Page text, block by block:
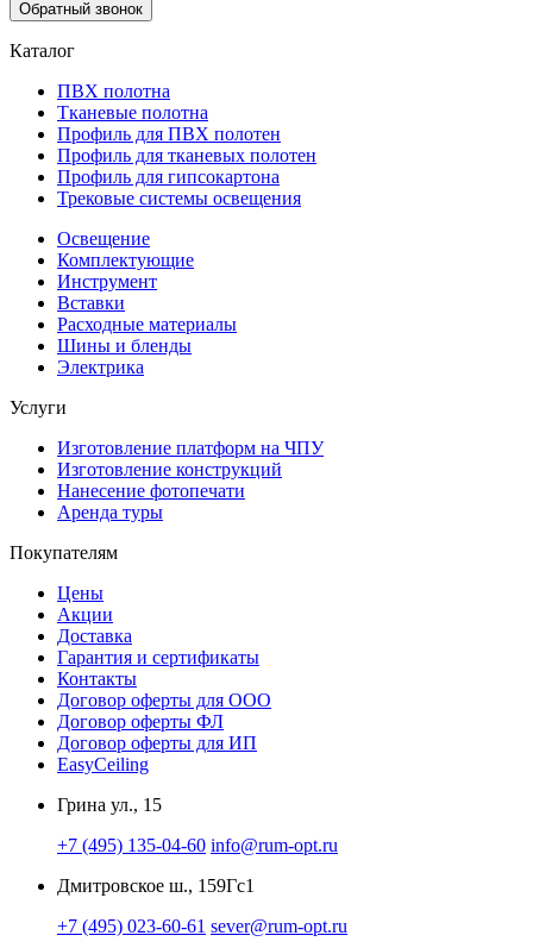
Обратный звонок
Каталог
ПВХ полотна
Тканевые полотна
Профиль для ПВХ полотен
Профиль для тканевых полотен
Профиль для гипсокартона
Трековые системы освещения
Освещение
Комплектующие
Инструмент
Вставки
Расходные материалы
Шины и бленды
Электрика
Услуги
Изготовление платформ на ЧПУ
Изготовление конструкций
Нанесение фотопечати
Аренда туры
Покупателям
Цены
Акции
Доставка
Гарантия и сертификаты
Контакты
Договор оферты для ООО
Договор оферты ФЛ
Договор оферты для ИП
EasyCeiling
Грина ул., 15
+7 (495) 135-04-60 info@rum-opt.ru
Дмитровское ш., 159Гс1
+7 (495) 023-60-61 sever@rum-opt.ru